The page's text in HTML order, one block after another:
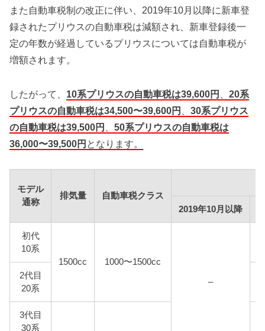
また自動車税制の改正に伴い、2019年10月以降に新車登
録されたプリウスの自動車税は減額され、新車登録後一
定の年数が経過しているプリウスについては自動車税が
増額されます。
したがって、 10系プリウスの自動車税は39,600円 、20系
プリウスの自動車税は34,500〜39,600円
、30系プリウス
の自動車税は39,500円
、50系プリウスの自動車税は
36,000〜39,500円 となります。
モデル
通称
排気量 自動車税クラス
2019年10月以降
初代
10系
1500cc
1000〜1500cc
–
2代目
20系
3代目
30系